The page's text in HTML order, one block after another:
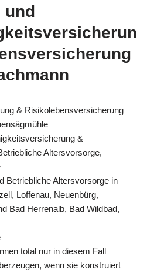
und
& Risikolebensversicherung
&
Altersvorsorge,
Betriebliche Altersvorsorge in
Loffenau, Neuenbürg,
Bad Herrenalb, Bad Wildbad,
total nur in diesem Fall
wenn sie konstruiert